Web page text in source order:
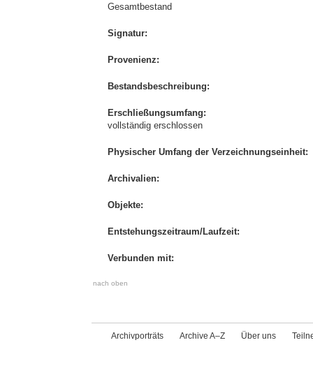
Gesamtbestand
Signatur:
Provenienz:
Bestandsbeschreibung:
Erschließungsumfang:
vollständig erschlossen
Physischer Umfang der Verzeichnungseinheit:
Archivalien:
Objekte:
Entstehungszeitraum/Laufzeit:
Verbunden mit:
nach oben
Archivporträts Archive A–Z Über uns